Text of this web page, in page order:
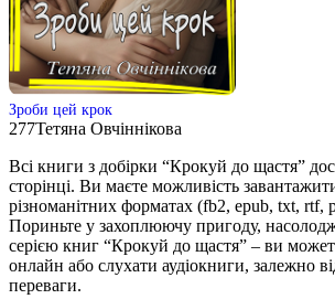
Зроби цей крок
277Тетяна Овчіннікова
Всі книги з добірки “Крокуй до щастя”
сторінці. Ви маєте можливість
різноманітних форматах (fb2, epub, txt, rtf,
Пориньте у захоплюючу пригоду,
серією книг “Крокуй до щастя” – ви
онлайн або слухати аудіокниги, залежно
переваги.